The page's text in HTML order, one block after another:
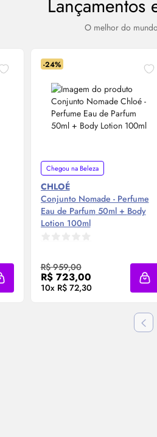
O melhor do
Adicionar à sacola
-24%
Chegou na Beleza
CHLOÉ
Conjunto Nomade - Perfume
Eau de Parfum50ml + Body
Lotion 100ml
R$ 959,00
R$ 723,00
10x R$ 72,30
Compre Agora ❯